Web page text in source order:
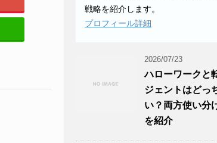
戦略を紹介します。
プロフィール詳細
2026/07/23
ハローワークと
ジェントはどっ
い？両方使い分
を紹介